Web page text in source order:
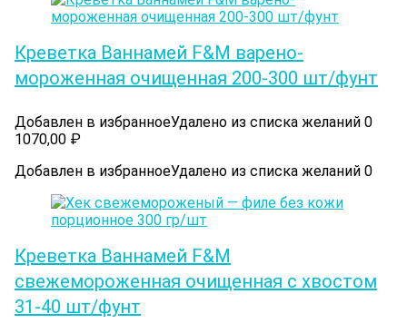
Креветка Ваннамей F&M варено-
мороженная очищенная 200-300 шт/фунт
Добавлен в избранноеУдалено из списка желаний 0
1070,00 ₽
Добавлен в избранноеУдалено из списка желаний 0
Креветка Ваннамей F&M
свежемороженная очищенная с хвостом
31-40 шт/фунт